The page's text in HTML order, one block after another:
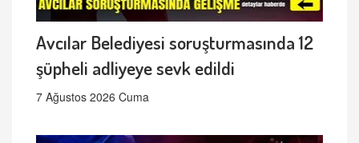
Avcılar Belediyesi soruşturmasında 12
şüpheli adliyeye sevk edildi
7 Ağustos 2026 Cuma